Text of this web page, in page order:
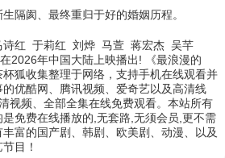
隔阂、最终重归于好的婚姻历程。
诗红 于莉红 刘烨 马萱 蒋宏杰 吴芊
2026年中国大陆上映播出! 《最浪漫的
狐收集整理于网络，支持手机在线观看并
优酷网、腾讯视频、爱奇艺以及高清线
视频、全部全集在线免费观看。本站所有
免费在线播放的,无套路,无须会员,更不需
富的国产剧、韩剧、欧美剧、动漫、以及
目！